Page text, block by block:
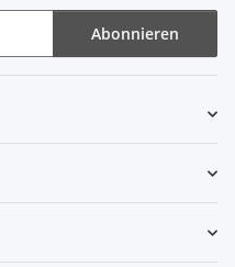
Abonnieren